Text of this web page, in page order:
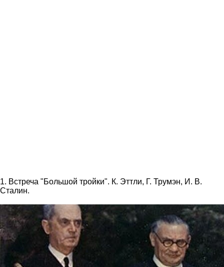
1. Встреча "Большой тройки". К. Эттли, Г. Трумэн, И. В.
Сталин.